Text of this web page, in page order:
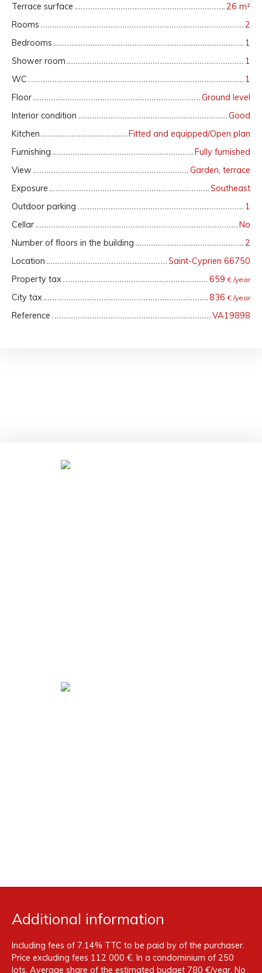
Terrace surface
26 m²
Rooms
2
Bedrooms
1
Shower room
1
WC
1
Floor
Ground level
Interior condition
Good
Kitchen
Fitted and equipped/Open plan
Furnishing
Fully furnished
View
Garden, terrace
Exposure
Southeast
Outdoor parking
1
Cellar
No
Number of floors in the building
2
Location
Saint-Cyprien 66750
Property tax
659€ /year
City tax 836€ /year
Reference VA19898
Additional information
Including fees of 7.14% TTC to be paid by of the purchaser.
Price excluding fees 112 000 €. In a condominium of 250
lots. Average share of the estimated budget 780 €/year. No